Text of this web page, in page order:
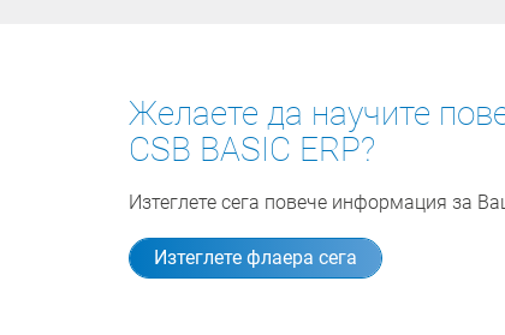
Желаете да научите
CSB BASIC ERP?
Изтеглете сега повече информация за
Изтеглете флаера сега